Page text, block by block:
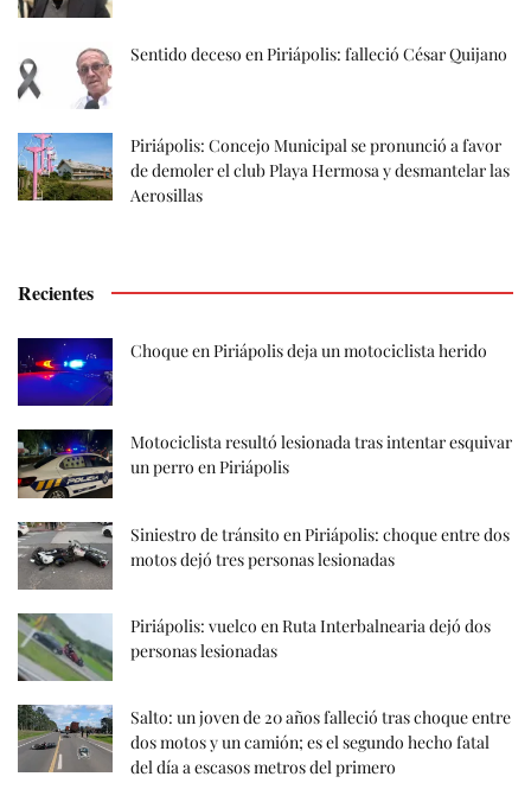
Sentido deceso en Piriápolis: falleció César Quijano
Piriápolis: Concejo Municipal se pronunció a favor
de demoler el club Playa Hermosa y desmantelar las
Aerosillas
Recientes
Choque en Piriápolis deja un motociclista herido
Motociclista resultó lesionada tras intentar esquivar
un perro en Piriápolis
Siniestro de tránsito en Piriápolis: choque entre dos
motos dejó tres personas lesionadas
Piriápolis: vuelco en Ruta Interbalnearia dejó dos
personas lesionadas
Salto: un joven de 20 años falleció tras choque entre
dos motos y un camión; es el segundo hecho fatal
del día a escasos metros del primero